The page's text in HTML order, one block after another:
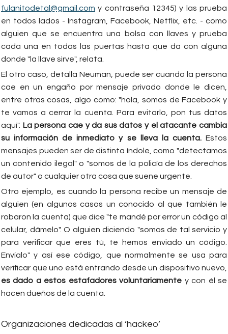
fulanitodetal@gmail.com y contraseña 12345) y las prueba
en todos lados - Instagram, Facebook, Netflix, etc. - como
alguien que se encuentra una bolsa con llaves y prueba
cada una en todas las puertas hasta que da con alguna
donde "la llave sirve", relata.
El otro caso, detalla Neuman, puede ser cuando la persona
cae en un engaño por mensaje privado donde le dicen,
entre otras cosas, algo como: "hola, somos de Facebook y
te vamos a cerrar la cuenta. Para evitarlo, pon tus datos
aquí". La persona cae y da sus datos y el atacante cambia
su información de inmediato y se lleva la cuenta. Estos
mensajes pueden ser de distinta índole, como "detectamos
un contenido ilegal" o "somos de la policía de los derechos
de autor" o cualquier otra cosa que suene urgente.
Otro ejemplo, es cuando la persona recibe un mensaje de
alguien (en algunos casos un conocido al que también le
robaron la cuenta) que dice "te mandé por error un código al
celular, dámelo". O alguien diciendo "somos de tal servicio y
para verificar que eres tú, te hemos enviado un código.
Envíalo" y así ese código, que normalmente se usa para
verificar que uno está entrando desde un dispositivo nuevo,
es dado a estos estafadores voluntariamente y con él se
hacen dueños de la cuenta.
Organizaciones dedicadas al ‘hackeo’